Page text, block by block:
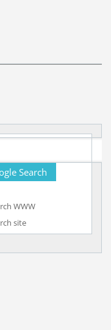
WWW
site